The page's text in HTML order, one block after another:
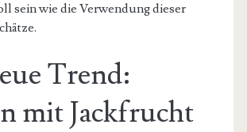
sein wie die Verwendung dieser
Trend:
mit Jackfrucht